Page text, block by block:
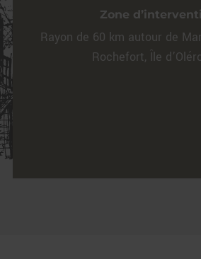
Zone
Rayon de 60 km autour de
Rochefort, Île